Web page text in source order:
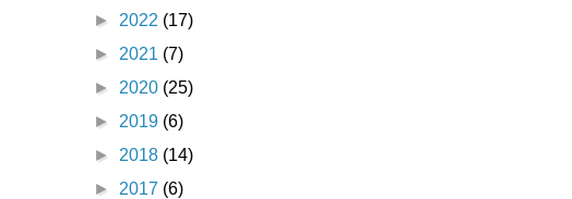
► 2022 (17)
► 2021 (7)
► 2020 (25)
► 2019 (6)
► 2018 (14)
► 2017 (6)